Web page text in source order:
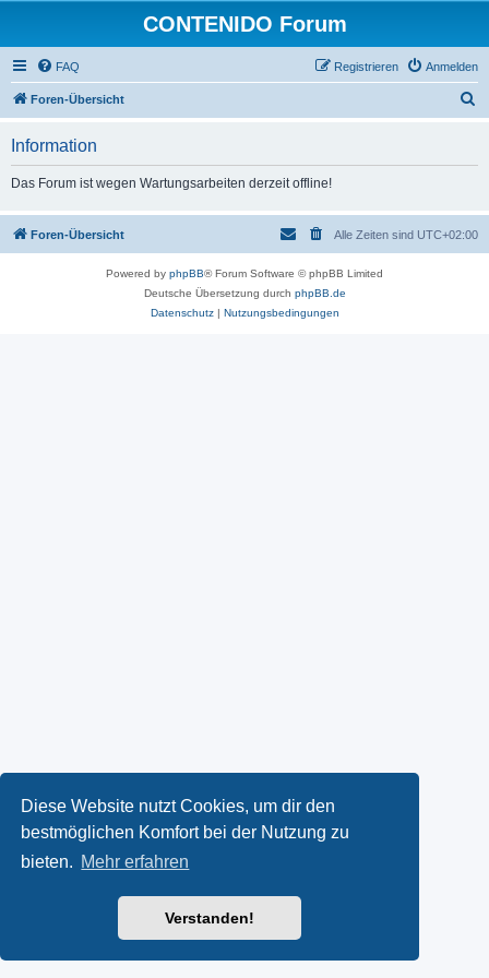
Diese Website nutzt Cookies, um dir den
bestmöglichen Komfort bei der Nutzung zu
bieten. Mehr erfahren
Verstanden!
CONTENIDO Forum
FAQ Anmelden
Registrieren
Foren-Übersicht
Information
Das Forum ist wegen Wartungsarbeiten derzeit offline!
Foren-Übersicht Alle Zeiten sind UTC+02:00
Powered by phpBB® Forum Software © phpBB Limited
Deutsche Übersetzung durch phpBB.de
Datenschutz| Nutzungsbedingungen